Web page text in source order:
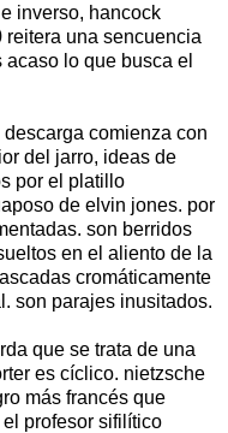
inverso, hancock
reitera una sencuencia
lo que busca el
comienza con
del jarro, ideas de
por el platillo
de elvin jones. por
son berridos
en el aliento de la
cromáticamente
son parajes inusitados.
que se trata de una
es cíclico. nietzsche
más francés que
profesor sifilítico